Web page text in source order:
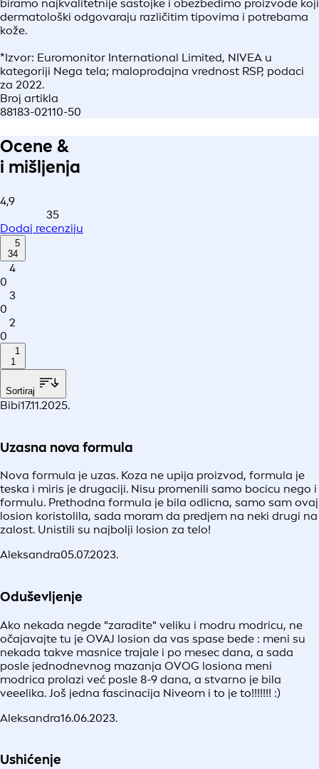
biramo najkvalitetnije sastojke i obezbedimo proizvode koji
dermatološki odgovaraju različitim tipovima i potrebama
kože.
*Izvor: Euromonitor International Limited, NIVEA u
kategoriji Nega tela; maloprodajna vrednost RSP, podaci
za 2022.
Broj artikla
88183-02110-50
Ocene &
i mišljenja
4,9
35
Dodaj recenziju
5
34
4
0
3
0
2
0
1
1
Sortiraj
Bibi17.11.2025.
Uzasna nova formula
Nova formula je uzas. Koza ne upija proizvod, formula je
teska i miris je drugaciji. Nisu promenili samo bocicu nego i
formulu. Prethodna formula je bila odlicna, samo sam ovaj
losion koristolila, sada moram da predjem na neki drugi na
zalost. Unistili su najbolji losion za telo!
Aleksandra05.07.2023.
Oduševljenje
Ako nekada negde "zaradite" veliku i modru modricu, ne
očajavajte tu je OVAJ losion da vas spase bede : meni su
nekada takve masnice trajale i po mesec dana, a sada
posle jednodnevnog mazanja OVOG losiona meni
modrica prolazi već posle 8-9 dana, a stvarno je bila
veeelika. Još jedna fascinacija Niveom i to je to!!!!!!! :)
Aleksandra16.06.2023.
Ushićenje